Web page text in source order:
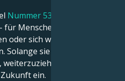
Nummer 533
Menschen, die sich vor
oder sich weigern, anderen
Solange sie in ihren Höhlen
gehen sie
ein.